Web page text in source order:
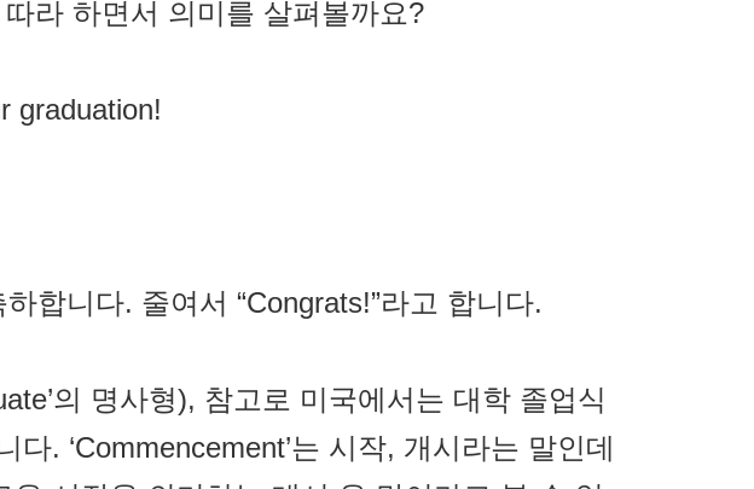
라 하면서 의미를 살펴볼까요?
graduation!
합니다. 줄여서 “Congrats!”라고 합니다.
의 명사형), 참고로 미국에서는 대학 졸업식
다. ‘Commencement’는 시작, 개시라는 말인데